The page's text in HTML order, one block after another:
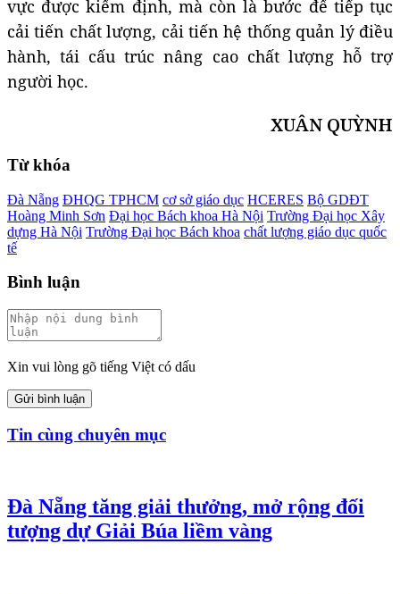
vực được kiểm định, mà còn là bước để tiếp tục
cải tiến chất lượng, cải tiến hệ thống quản lý điều
hành, tái cấu trúc nâng cao chất lượng hỗ trợ
người học.
XUÂN QUỲNH
Từ khóa
Đà Nẵng ĐHQG TPHCM cơ sở giáo dục HCERES Bộ GDĐT
Hoàng Minh Sơn Đại học Bách khoa Hà Nội Trường Đại học Xây
dựng Hà Nội Trường Đại học Bách khoa chất lượng giáo dục quốc
tế
Bình luận
Xin vui lòng gõ tiếng Việt có dấu
Gửi bình luận
Tin cùng chuyên mục
Đà Nẵng tăng giải thưởng, mở rộng đối
tượng dự Giải Búa liềm vàng